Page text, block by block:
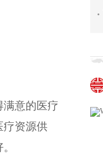
意的医疗
疗资源供